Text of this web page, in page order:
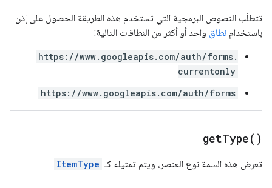
تتطلّب النصوص البرمجية التي تستخدم هذه الطريقة الحصول على إذن
باستخدام نطاق واحد أو أكثر من النطاقات التالية:
https://www.googleapis.com/auth/forms.
currentonly
https://www.googleapis.com/auth/forms
getType( )
تعرض هذه السمة نوع العنصر، ويتم تمثيله كـ ItemType
.